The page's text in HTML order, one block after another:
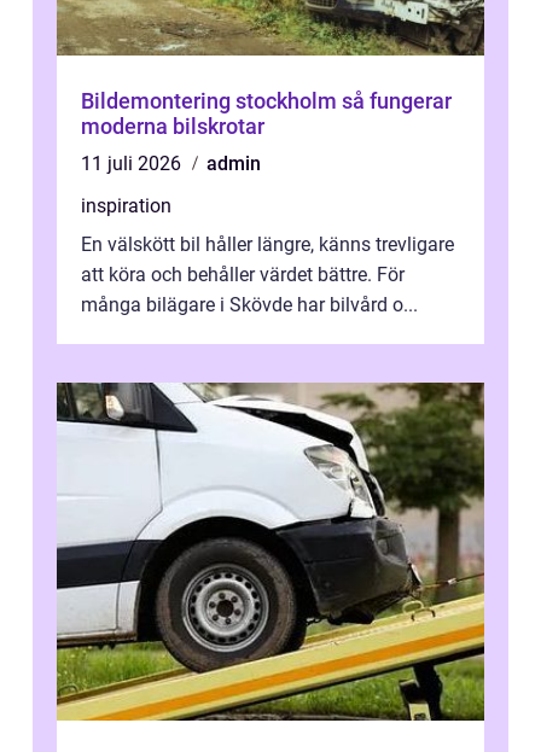
Bildemontering stockholm så fungerar
moderna bilskrotar
11 juli 2026
admin
inspiration
En välskött bil håller längre, känns trevligare
att köra och behåller värdet bättre. För
många bilägare i Skövde har bilvård o...